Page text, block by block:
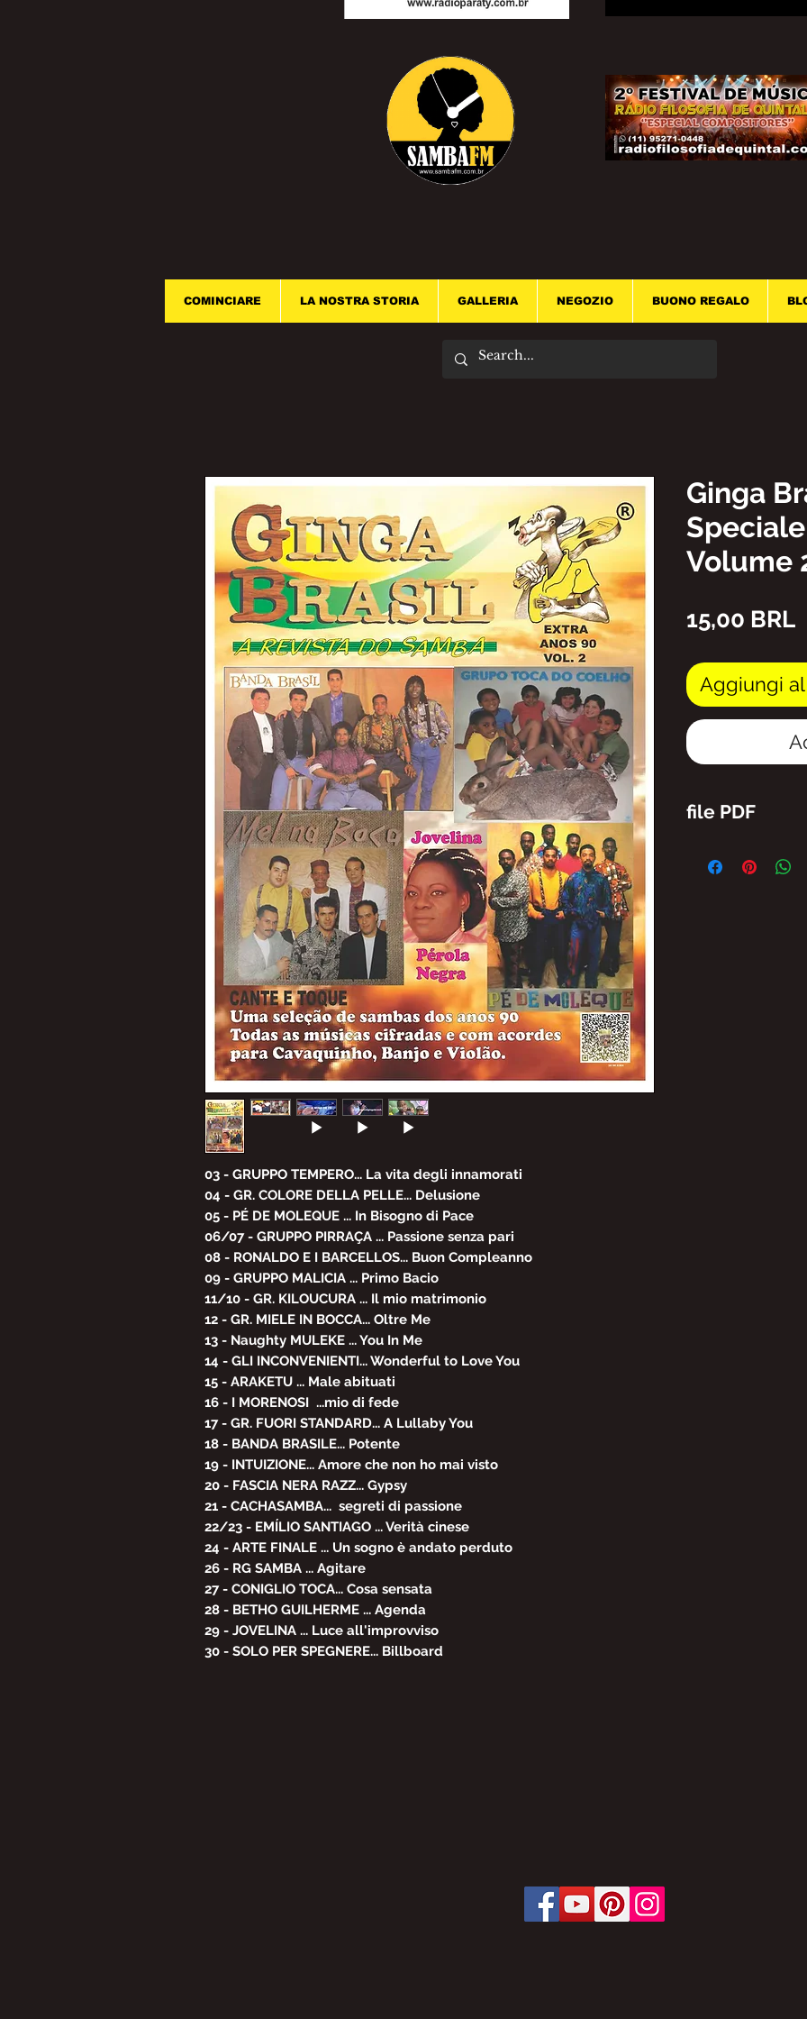
COMINCIARE LA NOSTRA STORIA GALLERIA NEGOZIO BUONO REGALO
03 - GRUPPO TEMPERO... La vita degli innamorati
04 - GR. COLORE DELLA PELLE... Delusione
05 - PÉ DE MOLEQUE ... In Bisogno di Pace
06/07 - GRUPPO PIRRAÇA ... Passione senza pari
08 - RONALDO E I BARCELLOS... Buon Compleanno
09 - GRUPPO MALICIA ... Primo Bacio
11/10 - GR. KILOUCURA ... Il mio matrimonio
12 - GR. MIELE IN BOCCA... Oltre Me
13 - Naughty MULEKE ... You In Me
14 - GLI INCONVENIENTI... Wonderful to Love You
15 - ARAKETU ... Male abituati
16 - I MORENOSI ...mio di fede
17 - GR. FUORI STANDARD... A Lullaby You
18 - BANDA BRASILE... Potente
19 - INTUIZIONE... Amore che non ho mai visto
20 - FASCIA NERA RAZZ... Gypsy
21 - CACHASAMBA... segreti di passione
22/23 - EMÍLIO SANTIAGO ... Verità cinese
24 - ARTE FINALE ... Un sogno è andato perduto
26 - RG SAMBA ... Agitare
27 - CONIGLIO TOCA... Cosa sensata
28 - BETHO GUILHERME ... Agenda
29 - JOVELINA ... Luce all'improvviso
30 - SOLO PER SPEGNERE... Billboard
Ginga
Volume
15,00 BRL
Aggiungi
file PDF
E' VIETATA LA